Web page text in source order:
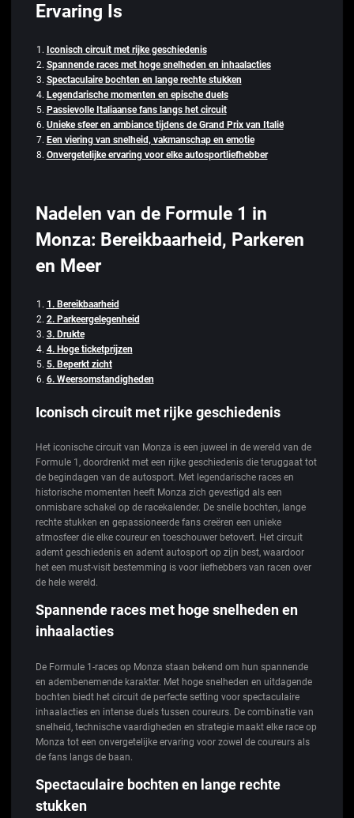
Ervaring Is
Iconisch circuit met rijke geschiedenis
Spannende races met hoge snelheden en inhaalacties
Spectaculaire bochten en lange rechte stukken
Legendarische momenten en epische duels
Passievolle Italiaanse fans langs het circuit
Unieke sfeer en ambiance tijdens de Grand Prix van Italië
Een viering van snelheid, vakmanschap en emotie
Onvergetelijke ervaring voor elke autosportliefhebber
Nadelen van de Formule 1 in
Monza: Bereikbaarheid, Parkeren
en Meer
1. Bereikbaarheid
2. Parkeergelegenheid
3. Drukte
4. Hoge ticketprijzen
5. Beperkt zicht
6. Weersomstandigheden
Iconisch circuit met rijke geschiedenis
Het iconische circuit van Monza is een juweel in de wereld van de
Formule 1, doordrenkt met een rijke geschiedenis die teruggaat tot
de begindagen van de autosport. Met legendarische races en
historische momenten heeft Monza zich gevestigd als een
onmisbare schakel op de racekalender. De snelle bochten, lange
rechte stukken en gepassioneerde fans creëren een unieke
atmosfeer die elke coureur en toeschouwer betovert. Het circuit
ademt geschiedenis en ademt autosport op zijn best, waardoor
het een must-visit bestemming is voor liefhebbers van racen over
de hele wereld.
Spannende races met hoge snelheden en
inhaalacties
De Formule 1-races op Monza staan bekend om hun spannende
en adembenemende karakter. Met hoge snelheden en uitdagende
bochten biedt het circuit de perfecte setting voor spectaculaire
inhaalacties en intense duels tussen coureurs. De combinatie van
snelheid, technische vaardigheden en strategie maakt elke race op
Monza tot een onvergetelijke ervaring voor zowel de coureurs als
de fans langs de baan.
Spectaculaire bochten en lange rechte
stukken